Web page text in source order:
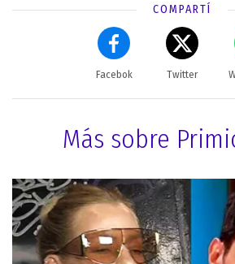
COMPARTÍ
Facebok Twitter
Más sobre